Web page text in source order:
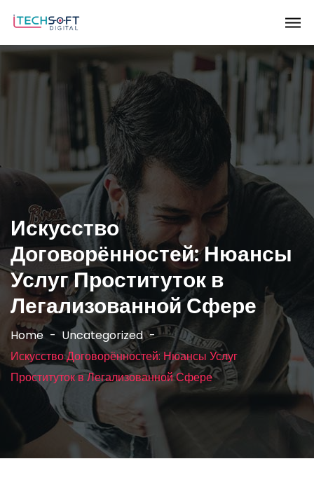
Искусство
Договорённостей: Нюансы
Услуг Проституток в
Легализованной Сфере
Home
Uncategorized
Искусство Договорённостей: Нюансы Услуг
Проституток в Легализованной Сфере